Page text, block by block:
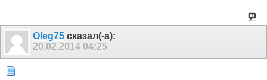
Olеg75 сказал(-а):
20.02.2014 04:25